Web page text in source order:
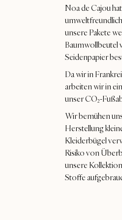
Noa de Cajou
unsere Pakete
Baumwollbeutel
Seidenpapier
Da wir in
arbeiten wir in
unser CO₂-
Wir bemühen
Herstellung
Kleiderbügel
Risiko von
unsere
Stoffe